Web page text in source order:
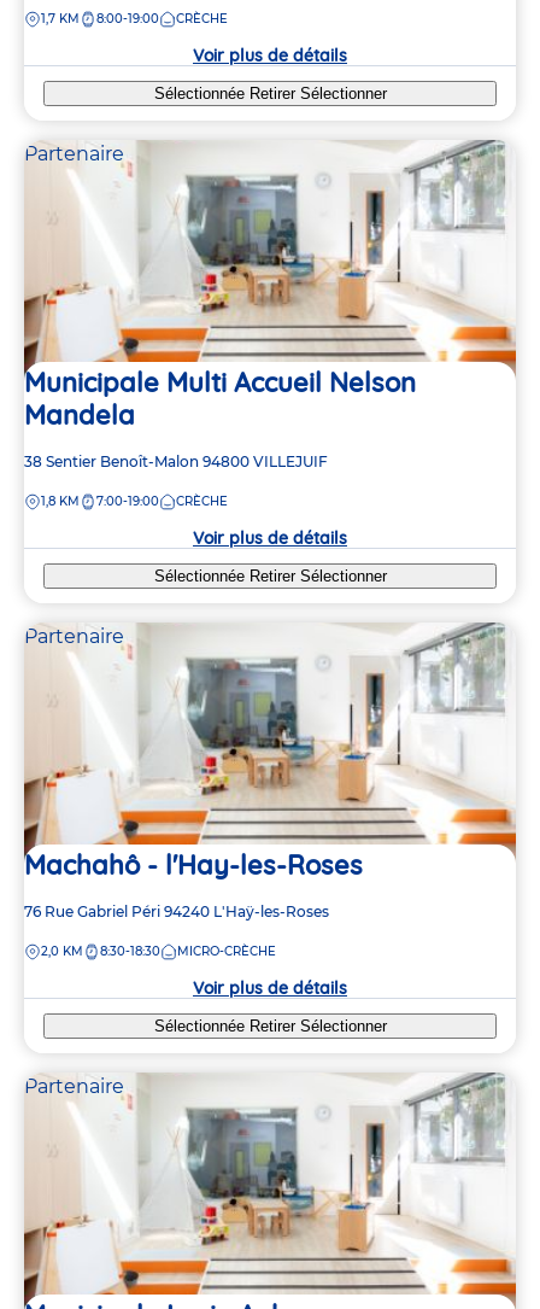
la
DISTANCE
1,7 KM 8:00-19:00 CRÈCHE
Voir plus de détails
Sélectionnée Retirer Sélectionner
Partenaire
Municipale Multi Accueil Nelson
Mandela
Adresse
la
38 Sentier Benoît-Malon 94800 VILLEJUIF
DISTANCE
1,8 KM 7:00-19:00 CRÈCHE
Voir plus de détails
Sélectionnée Retirer Sélectionner
Partenaire
Machahô - l'Hay-les-Roses
Adresse
la
76 Rue Gabriel Péri 94240 L'Haÿ-les-Roses
DISTANCE
2,0 KM 8:30-18:30 MICRO-CRÈCHE
Voir plus de détails
Sélectionnée Retirer Sélectionner
Partenaire
3
6
3
3
7
3